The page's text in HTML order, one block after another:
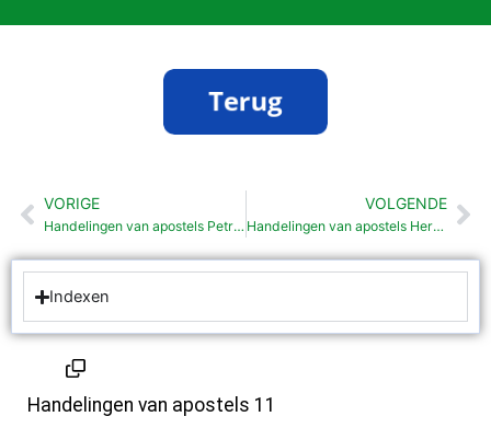
Vorige
VORIGE
Handelingen van apostels Petrus verantwoordt zok (11: 1-18)
VOLGENDE
Handelingen van apostels Herodes vervolgt gemainte (12: 1-19)
Indexen
Handelingen van apostels 11